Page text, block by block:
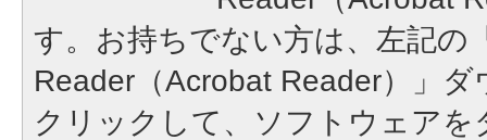
す。お持ちでない方は、左記の
Reader（Acrobat Reader）」
クリックして、ソフトウェア